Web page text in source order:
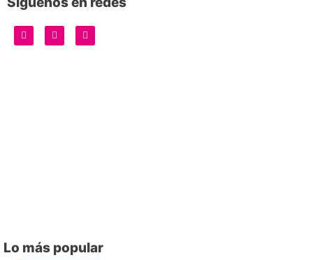
Lo más popular